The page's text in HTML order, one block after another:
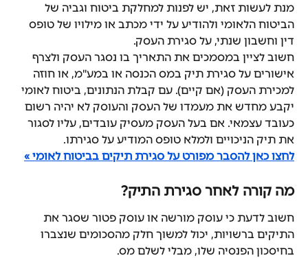
מנת לעשות זאת, יש לפנות למחלקת ביטוח וגביה של
הביטוח הלאומי ולהודיע על ידי מכתב או מילויו של טופס
דין וחשבון שנתי, על סגירת העסק.
חשוב לציין במסמכים את התאריך בו נסגר העסק ולצרף
אישורים על סגירת תיק במס הכנסה או במע"מ, או חוזה
למכירת העסק (אם קיים). עם קבלת הנתונים, ביטוח לאומי
יקבע מחדש את מעמדו של העסק והעוסק לא יהיה רשום
כעובד עצמאי. אם בעל העסק מעסיק עובדים, עליו לסגור
את תיק הניכויים ולמלא טופס המודיע על סגירתו.
לחצו כאן להסבר מפורט על סגירת תיקים בביטוח לאומי »
מה קורה לאחר סגירת התיק?
חשוב לדעת כי עוסק מורשה או עוסק פטור שסגר את
התיקים ברשויות, יכול למשוך חלק מהסכומים שנצברו
בחיסכון הפנסיה שלו, מבלי לשלם מס.